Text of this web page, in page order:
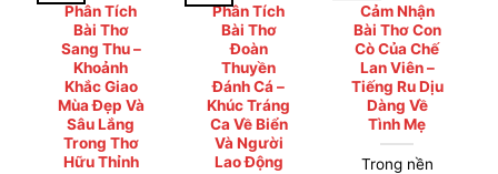
Phân Tích
Bài Thơ
Sang Thu –
Khoảnh
Khắc Giao
Mùa Đẹp Và
Sâu Lắng
Trong Thơ
Hữu Thỉnh
Phân Tích
Bài Thơ
Đoàn
Thuyền
Đánh Cá –
Khúc Tráng
Ca Về Biển
Và Người
Lao Động
Cảm Nhận
Bài Thơ Con
Cò Của Chế
Lan Viên –
Tiếng Ru Dịu
Dàng Về
Tình Mẹ
Trong nền